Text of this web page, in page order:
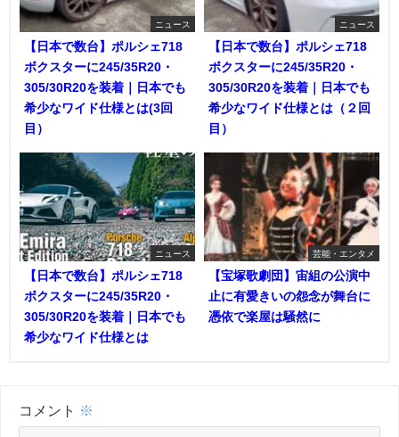
ニュース
【日本で数台】ポルシェ718
ボクスターに245/35R20・
305/30R20を装着｜日本でも
希少なワイド仕様とは(3回
目）
ニュース
【日本で数台】ポルシェ718
ボクスターに245/35R20・
305/30R20を装着｜日本でも
希少なワイド仕様とは（２回
目）
ニュース
【日本で数台】ポルシェ718
ボクスターに245/35R20・
305/30R20を装着｜日本でも
希少なワイド仕様とは
芸能・エンタメ
【宝塚歌劇団】宙組の公演中
止に有愛きいの怨念が舞台に
憑依で楽屋は騒然に
コメント ※